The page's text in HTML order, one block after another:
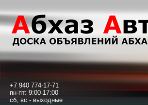
+7 940 774-17-71
пн-пт: 9:00-17:00
сб, вс - выходные